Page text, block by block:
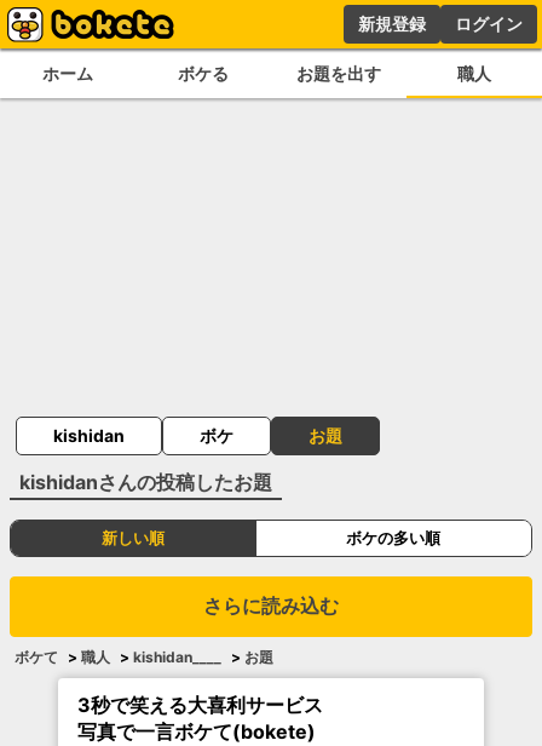
新規登録 ログイン
ホーム ボケる お題を出す 職人
kishidan ボケ お題
kishidanさんの投稿したお題
新しい順 ボケの多い順
さらに読み込む
ボケて > 職人 > kishidan____ > お題
3秒で笑える大喜利サービス
写真で一言ボケて(bokete)